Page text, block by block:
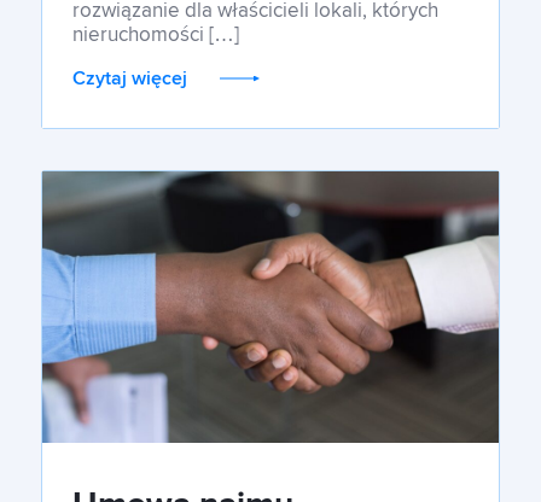
rozwiązanie dla właścicieli lokali, których
nieruchomości […]
Czytaj więcej